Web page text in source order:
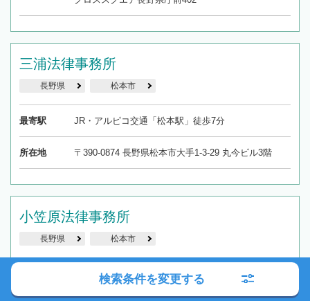
三浦法律事務所
長野県 松本市
最寄駅 JR・アルピコ交通「松本駅」徒歩7分
所在地 〒390-0874 長野県松本市大手1-3-29 丸今ビル3階
小笠原法律事務所
長野県 松本市
JR「北松本駅」徒歩14分
検索条件を変更する